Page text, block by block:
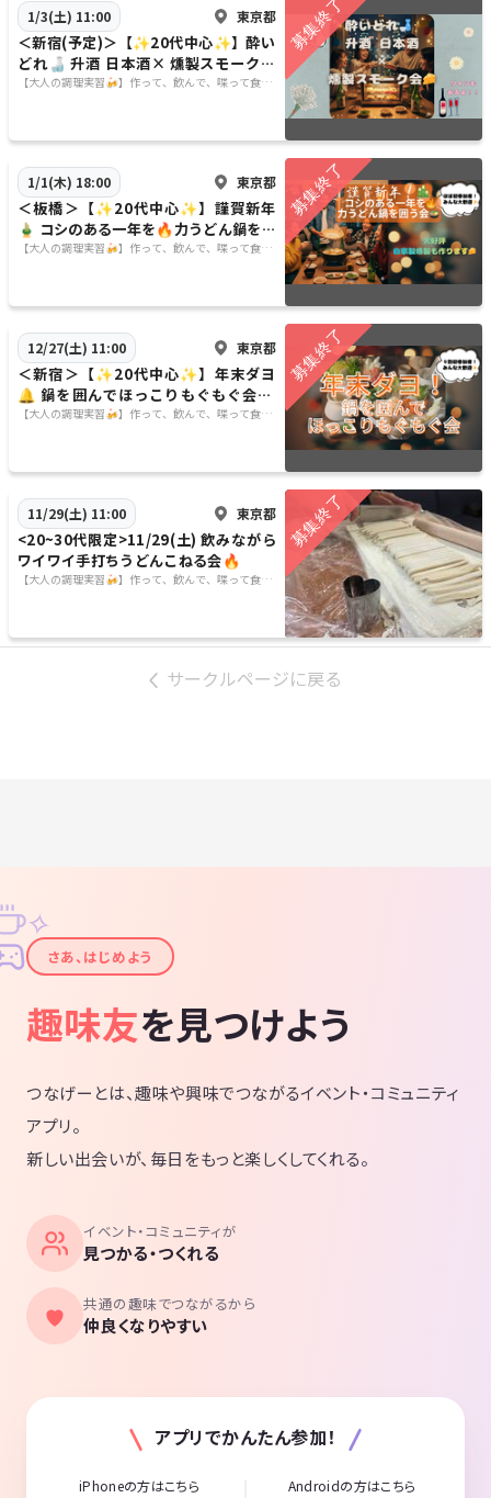
1/3(土) 11:00 東京都
＜新宿(予定)＞【✨20代中心✨】酔い
どれ🍶 升酒 日本酒× 燻製スモーク会
🧀
【大人の調理実習🍻】作って、飲んで、喋って食べ
1/1(木) 18:00 東京都
＜板橋＞【✨20代中心✨】謹賀新年
🎍 コシのある一年を🔥力うどん鍋を囲
う会🍲
【大人の調理実習🍻】作って、飲んで、喋って食べ
12/27(土) 11:00 東京都
＜新宿＞【✨20代中心✨】年末ダヨ
🔔 鍋を囲んでほっこりもぐもぐ会🍲
🍻
【大人の調理実習🍻】作って、飲んで、喋って食べ
11/29(土) 11:00 東京都
<20~30代限定>11/29(土) 飲みながら
ワイワイ手打ちうどんこねる会🔥
【大人の調理実習🍻】作って、飲んで、喋って食べ
サークルページに戻る
✦
✧
さあ、はじめよう
趣味友を見つけよう
つなげーとは、趣味や興味でつながるイベント・コミュニティ
アプリ。
新しい出会いが、毎日をもっと楽しくしてくれる。
イベント・コミュニティが
見つかる・つくれる
共通の趣味でつながるから
仲良くなりやすい
アプリでかんたん参加！
iPhoneの方はこちら Androidの方はこちら